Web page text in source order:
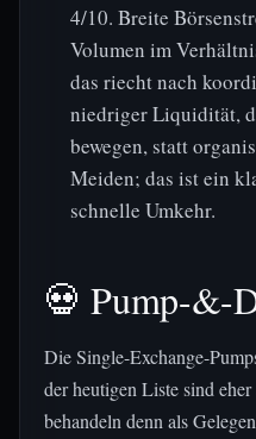
4/10. Breite
Volumen im
das riecht nach
niedriger Liquidität,
bewegen, statt
Meiden; das ist ein
schnelle Umkehr.
💀 Pump-&-
Die Single-Exchange-
der heutigen Liste sind
behandeln denn als